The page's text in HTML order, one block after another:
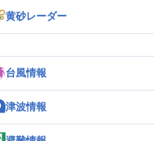
黄砂レーダー
台風情報
津波情報